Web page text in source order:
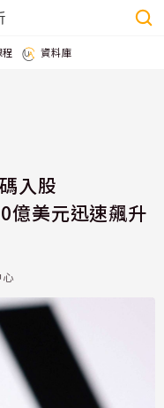
程 資料庫
入股
美元迅速飆升